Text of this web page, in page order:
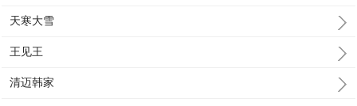
天寒大雪
王见王
清迈韩家